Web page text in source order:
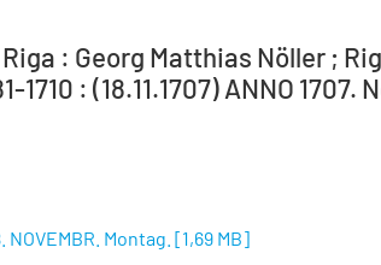
: Georg Matthias Nöller ;
: (18.11.1707) ANNO 1707.
NOVEMBR. Montag. [1,69 MB]